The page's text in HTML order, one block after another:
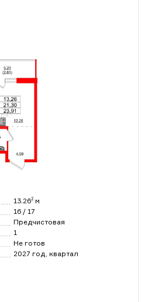
13.262 м
16 / 17
Предчистовая
1
Не готов
2027 год, квартал